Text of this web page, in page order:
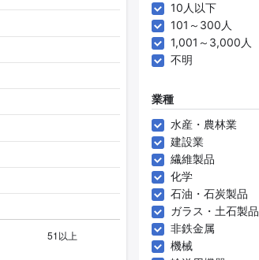
10人以下
101～300人
1,001～3,000人
不明
業種
水産・農林業
建設業
繊維製品
化学
石油・石炭製品
ガラス・土石製品
非鉄金属
機械